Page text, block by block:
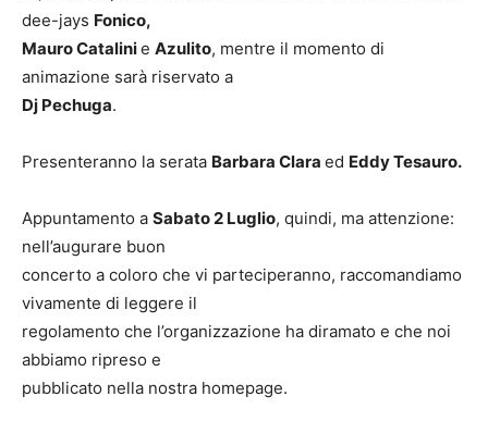
dee-jays Fonico,
Mauro Catalinie Azulito, mentre il momento di
animazione sarà riservato a
Dj Pechuga.
Presenteranno la serata Barbara Clara ed Eddy Tesauro.
Appuntamento a Sabato 2 Luglio, quindi, ma attenzione:
nell’augurare buon
concerto a coloro che vi parteciperanno, raccomandiamo
vivamente di leggere il
regolamento che l’organizzazione ha diramato e che noi
abbiamo ripreso e
pubblicato nella nostra homepage.